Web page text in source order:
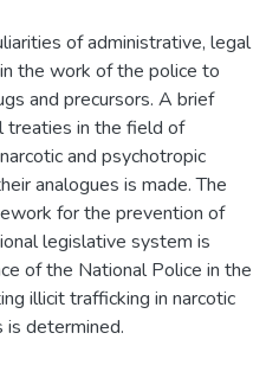
of administrative, legal
the work of the police to
and precursors. A brief
treaties in the field of
and psychotropic
analogues is made. The
for the prevention of
legislative system is
of the National Police in the
illicit trafficking in narcotic
is determined.